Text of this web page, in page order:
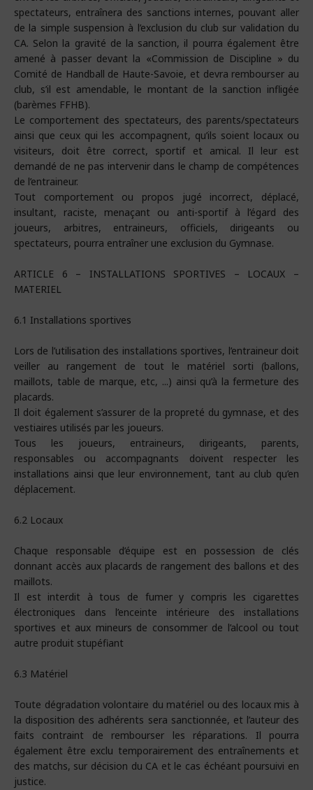
spectateurs, entraînera des sanctions internes, pouvant aller
de la simple suspension à l’exclusion du club sur validation du
CA. Selon la gravité de la sanction, il pourra également être
amené à passer devant la «Commission de Discipline » du
Comité de Handball de Haute-Savoie, et devra rembourser au
club, s’il est amendable, le montant de la sanction infligée
(barèmes FFHB).
Le comportement des spectateurs, des parents/spectateurs
ainsi que ceux qui les accompagnent, qu’ils soient locaux ou
visiteurs, doit être correct, sportif et amical. Il leur est
demandé de ne pas intervenir dans le champ de compétences
de l’entraineur.
Tout comportement ou propos jugé incorrect, déplacé,
insultant, raciste, menaçant ou anti-sportif à l’égard des
joueurs, arbitres, entraineurs, officiels, dirigeants ou
spectateurs, pourra entraîner une exclusion du Gymnase.
ARTICLE 6 – INSTALLATIONS SPORTIVES – LOCAUX –
MATERIEL
6.1 Installations sportives
Lors de l’utilisation des installations sportives, l’entraineur doit
veiller au rangement de tout le matériel sorti (ballons,
maillots, table de marque, etc, ...) ainsi qu’à la fermeture des
placards.
Il doit également s’assurer de la propreté du gymnase, et des
vestiaires utilisés par les joueurs.
Tous les joueurs, entraineurs, dirigeants, parents,
responsables ou accompagnants doivent respecter les
installations ainsi que leur environnement, tant au club qu’en
déplacement.
6.2 Locaux
Chaque responsable d’équipe est en possession de clés
donnant accès aux placards de rangement des ballons et des
maillots.
Il est interdit à tous de fumer y compris les cigarettes
électroniques dans l’enceinte intérieure des installations
sportives et aux mineurs de consommer de l’alcool ou tout
autre produit stupéfiant
6.3 Matériel
Toute dégradation volontaire du matériel ou des locaux mis à
la disposition des adhérents sera sanctionnée, et l’auteur des
faits contraint de rembourser les réparations. Il pourra
également être exclu temporairement des entraînements et
des matchs, sur décision du CA et le cas échéant poursuivi en
justice.